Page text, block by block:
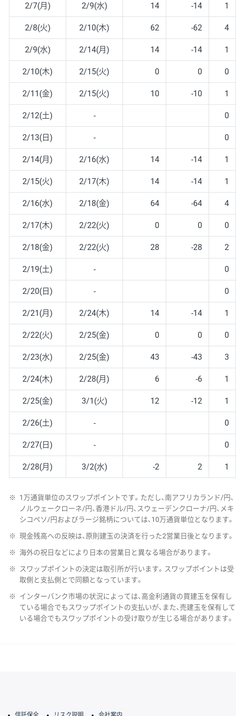
2/7(月) 2/9(水) 14 -14 1
2/8(火) 2/10(木) 62 -62 4
2/9(水) 2/14(月) 14 -14 1
2/10(木) 2/15(火) 0 0 0
2/11(金) 2/15(火) 10 -10 1
2/12(土) - 0
2/13(日) - 0
2/14(月) 2/16(水) 14 -14 1
2/15(火) 2/17(木) 14 -14 1
2/16(水) 2/18(金) 64 -64 4
2/17(木) 2/22(火) 0 0 0
2/18(金) 2/22(火) 28 -28 2
2/19(土) - 0
2/20(日) - 0
2/21(月) 2/24(木) 14 -14 1
2/22(火) 2/25(金) 0 0 0
2/23(水) 2/25(金) 43 -43 3
2/24(木) 2/28(月) 6 -6 1
2/25(金) 3/1(火) 12 -12 1
2/26(土) - 0
2/27(日) - 0
2/28(月) 3/2(水) -2 2 1
※
1万通貨単位のスワップポイントです。ただし、南アフリカランド/円、
ノルウェークローネ/円、香港ドル/円、スウェーデンクローナ/円、メキ
シコペソ/円およびラージ銘柄については、10万通貨単位となります。
※ 現金残高への反映は、原則建玉の決済を行った2営業日後となります。
※ 海外の祝日などにより日本の営業日と異なる場合があります。
※
スワップポイントの決定は取引所が行います。スワップポイントは受
取側と支払側とで同額となっています。
※
インターバンク市場の状況によっては、高金利通貨の買建玉を保有し
ている場合でもスワップポイントの支払いが、また、売建玉を保有して
いる場合でもスワップポイントの受け取りが生じる場合があります。